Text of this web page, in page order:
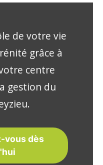
de votre vie
grâce à
centre
gestion du
vous dès